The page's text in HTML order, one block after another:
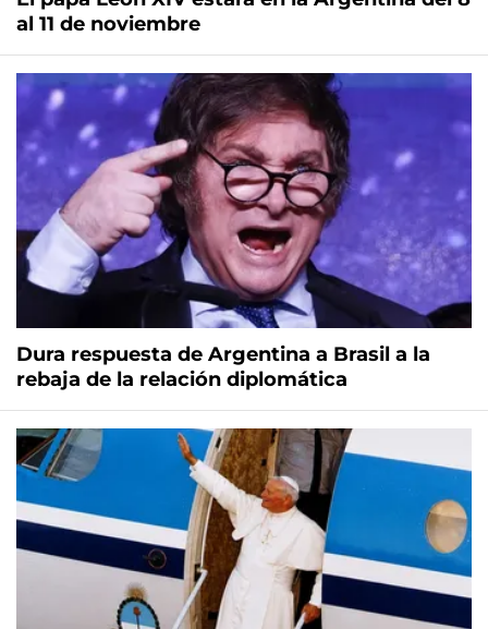
al 11 de noviembre
Dura respuesta de Argentina a Brasil a la
rebaja de la relación diplomática